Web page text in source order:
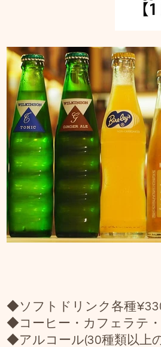
◆ソフトドリンク各種
◆コーヒー・カフェラテ
◆アルコール(30種類以上